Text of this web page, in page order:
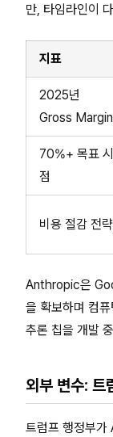
만, 타임라인이
지표
2025년
Gross Margin
70%+ 목표 시
점
비용 절감 전략
Anthropic은
을 확보하며 컴
추론 칩을 개발
외부 변수: 트
트럼프 행정부